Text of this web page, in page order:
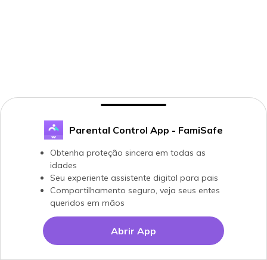
Parental Control App - FamiSafe
Obtenha proteção sincera em todas as
idades
Seu experiente assistente digital para pais
Compartilhamento seguro, veja seus entes
queridos em mãos
Abrir App